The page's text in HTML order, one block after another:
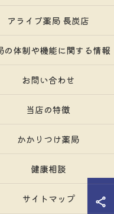
アライブ薬局 長炭店
の体制や機能に関する情報
お問い合わせ
当店の特徴
かかりつけ薬局
健康相談
サイトマップ